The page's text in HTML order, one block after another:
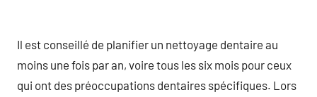
Il est conseillé de planifier un nettoyage dentaire au
moins une fois par an, voire tous les six mois pour ceux
qui ont des préoccupations dentaires spécifiques. Lors